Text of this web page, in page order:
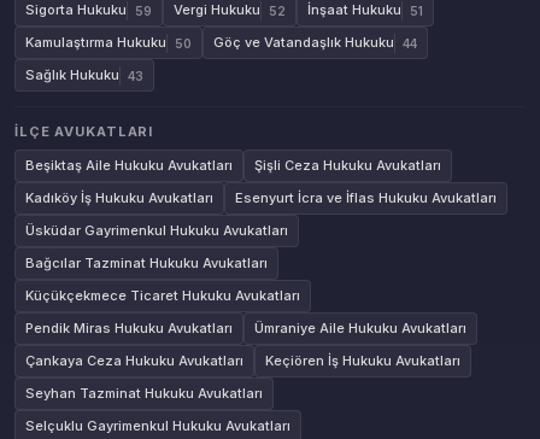
Sigorta Hukuku 59 Vergi Hukuku 52 İnşaat Hukuku 51
Kamulaştırma Hukuku 50 Göç ve Vatandaşlık Hukuku 44
Sağlık Hukuku 43
İLÇE AVUKATLARI
Beşiktaş Aile Hukuku Avukatları
Şişli Ceza Hukuku Avukatları
Kadıköy İş Hukuku Avukatları
Esenyurt İcra ve İflas Hukuku Avukatları
Üsküdar Gayrimenkul Hukuku Avukatları
Bağcılar Tazminat Hukuku Avukatları
Küçükçekmece Ticaret Hukuku Avukatları
Pendik Miras Hukuku Avukatları
Ümraniye Aile Hukuku Avukatları
Çankaya Ceza Hukuku Avukatları
Keçiören İş Hukuku Avukatları
Seyhan Tazminat Hukuku Avukatları
Selçuklu Gayrimenkul Hukuku Avukatları